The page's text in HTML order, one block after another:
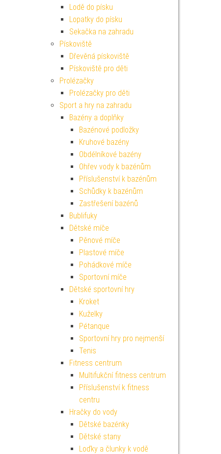
Lodě do písku
Lopatky do písku
Sekačka na zahradu
Pískoviště
Dřevěná pískoviště
Pískoviště pro děti
Prolézačky
Prolézačky pro děti
Sport a hry na zahradu
Bazény a doplňky
Bazénové podložky
Kruhové bazény
Obdélníkové bazény
Ohřev vody k bazénům
Příslušenství k bazénům
Schůdky k bazénům
Zastřešení bazénů
Bublifuky
Dětské míče
Pěnové míče
Plastové míče
Pohádkové míče
Sportovní míče
Dětské sportovní hry
Kroket
Kuželky
Pétanque
Sportovní hry pro nejmenší
Tenis
Fitness centrum
Multifukční fitness centrum
Příslušenství k fitness
centru
Hračky do vody
Dětské bazénky
Dětské stany
Loďky a člunky k vodě